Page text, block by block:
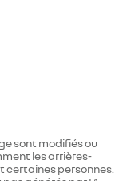
sont modifiés ou
les arrières-
certaines personnes.